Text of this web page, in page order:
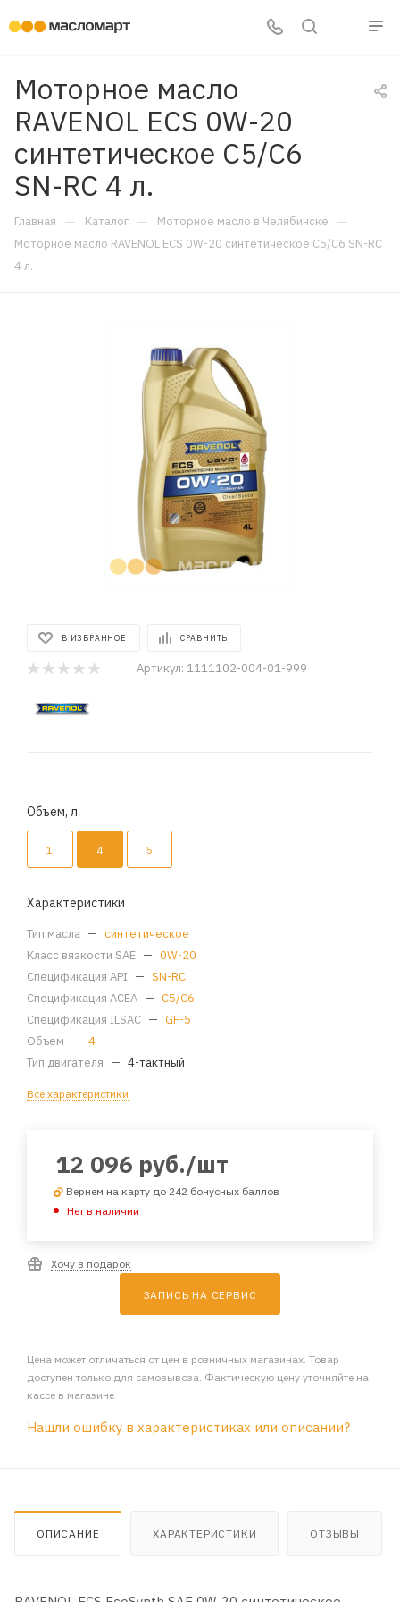
Моторное масло
RAVENOL ECS 0W-20
синтетическое C5/C6
SN-RC 4 л.
Главная — Каталог — Моторное масло в Челябинске —
Моторное масло RAVENOL ECS 0W-20 синтетическое C5/C6 SN-RC
4 л.
В ИЗБРАННОЕ СРАВНИТЬ
Артикул: 1111102-004-01-999
Объем, л.
1 4 5
Характеристики
Тип масла — синтетическое
Класс вязкости SAE — 0W-20
Спецификация API — SN-RC
Спецификация ACEA — C5/C6
Спецификация ILSAC — GF-5
Объем — 4
Тип двигателя — 4-тактный
Все характеристики
12 096 руб./шт
Вернем на карту до 242 бонусных баллов
Нет в наличии
Хочу в подарок
ЗАПИСЬ НА СЕРВИС
Цена может отличаться от цен в розничных магазинах. Товар
доступен только для самовывоза. Фактическую цену уточняйте на
кассе в магазине
Нашли ошибку в характеристиках или описании?
ОПИСАНИЕ ХАРАКТЕРИСТИКИ ОТЗЫВЫ